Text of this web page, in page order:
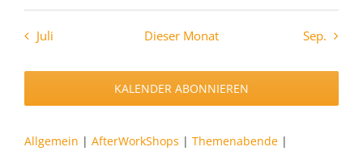
Juli Dieser Monat Sep.
KALENDER ABONNIEREN
Allgemein | AfterWorkShops | Themenabende |